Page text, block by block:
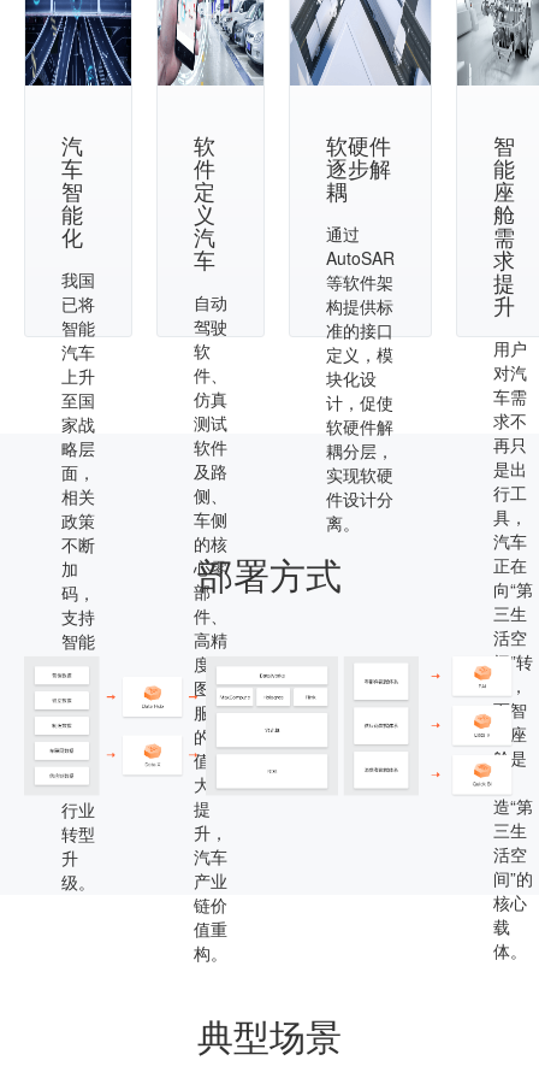
汽
车
智
能
化
我国
已将
智能
汽车
上升
至国
家战
略层
面，
相关
政策
不断
加
码，
支持
智能
行业
发
展，
助力
汽车
行业
转型
升
级。
软
件
定
义
汽
车
自动
驾驶
软
件、
仿真
测试
软件
及路
侧、
车侧
的核
心零
部
件、
高精
度地
图等
服务
的价
值量
大大
提
升，
汽车
产业
链价
值重
构。
软硬件
逐步解
耦
通过
AutoSAR
等软件架
构提供标
准的接口
定义，模
块化设
计，促使
软硬件解
耦分层，
实现软硬
件设计分
离。
智
能
座
舱
需
求
提
升
用户
对汽
车需
求不
再只
是出
行工
具，
汽车
正在
向“第
三生
活空
间”转
变，
而智
能座
舱是
造“第
三生
活空
间”的
核心
载
体。
部署方式
典型场景